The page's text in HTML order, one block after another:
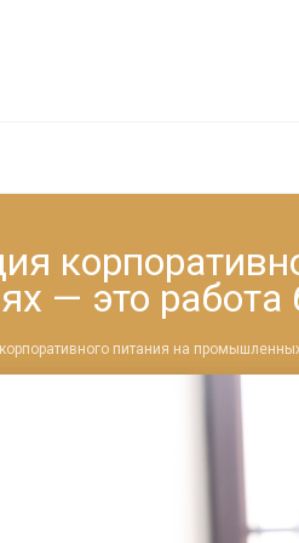
— это
питания на